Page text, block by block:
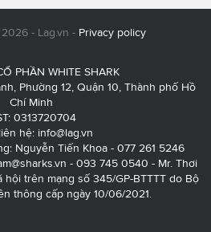
- Lag.vn - Privacy policy
PHẦN WHITE SHARK
Phường 12, Quận 10, Thành phố Hồ
Chí Minh
0313720704
hệ: info@lag.vn
Nguyễn Tiến Khoa - 077 261 5246
- 093 745 0540 - Mr. Thơi
hội trên mạng số 345/GP-BTTTT do Bộ
thông cấp ngày 10/06/2021.